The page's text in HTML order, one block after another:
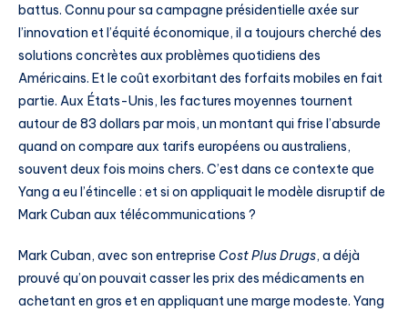
battus. Connu pour sa campagne présidentielle axée sur
l’innovation et l’équité économique, il a toujours cherché des
solutions concrètes aux problèmes quotidiens des
Américains. Et le coût exorbitant des forfaits mobiles en fait
partie. Aux États-Unis, les factures moyennes tournent
autour de 83 dollars par mois, un montant qui frise l’absurde
quand on compare aux tarifs européens ou australiens,
souvent deux fois moins chers. C’est dans ce contexte que
Yang a eu l’étincelle : et si on appliquait le modèle disruptif de
Mark Cuban aux télécommunications ?
Mark Cuban, avec son entreprise Cost Plus Drugs, a déjà
prouvé qu’on pouvait casser les prix des médicaments en
achetant en gros et en appliquant une marge modeste. Yang